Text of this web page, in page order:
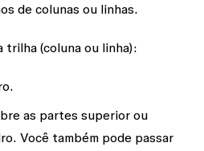
de colunas ou linhas.
trilha (coluna ou linha):
as partes superior ou
Você também pode passar